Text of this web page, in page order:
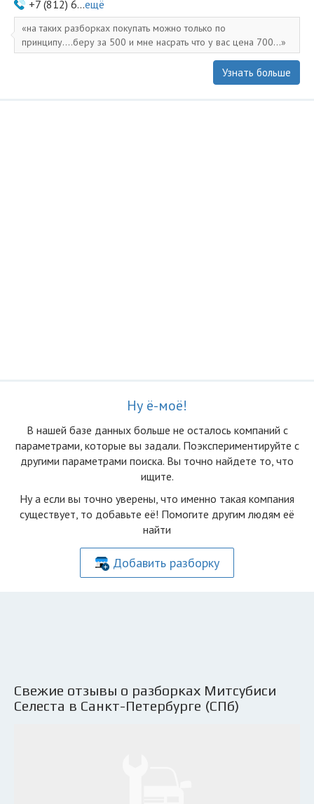
+7 (812) 6...ещё
на таких разборках покупать можно только по
принципу....беру за 500 и мне насрать что у вас цена 700...
Узнать больше
Ну ё-моё!
В нашей базе данных больше не осталоcь компаний с
параметрами, которые вы задали. Поэкспериментируйте с
другими параметрами поиска. Вы точно найдете то, что
ищите.
Ну а если вы точно уверены, что именно такая компания
существует, то добавьте её! Помогите другим людям её
найти
Добавить разборку
Свежие отзывы о разборках Митсубиси
Селеста в Санкт-Петербурге (СПб)